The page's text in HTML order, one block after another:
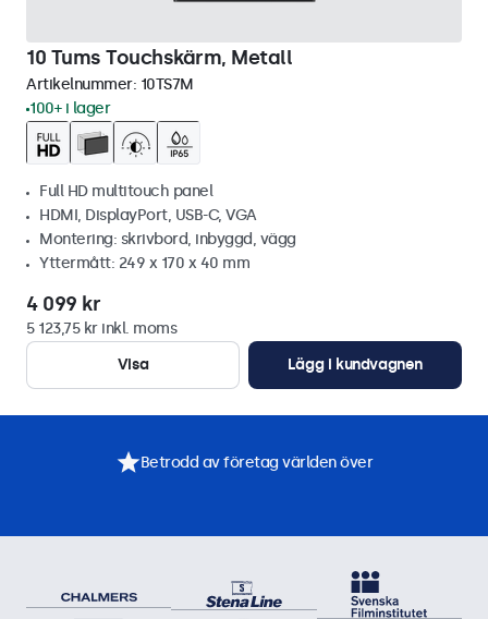
10 Tums Touchskärm, Metall
Artikelnummer: 10TS7M
100+ i lager
Full HD multitouch panel
HDMI, DisplayPort, USB-C, VGA
Montering: skrivbord, inbyggd, vägg
Yttermått: 249 x 170 x 40 mm
4 099 kr
5 123,75 kr inkl. moms
Visa
Lägg i kundvagnen
Betrodd av företag världen över